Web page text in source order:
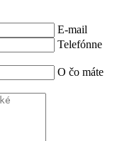
E-mail
Telefónne
O čo máte